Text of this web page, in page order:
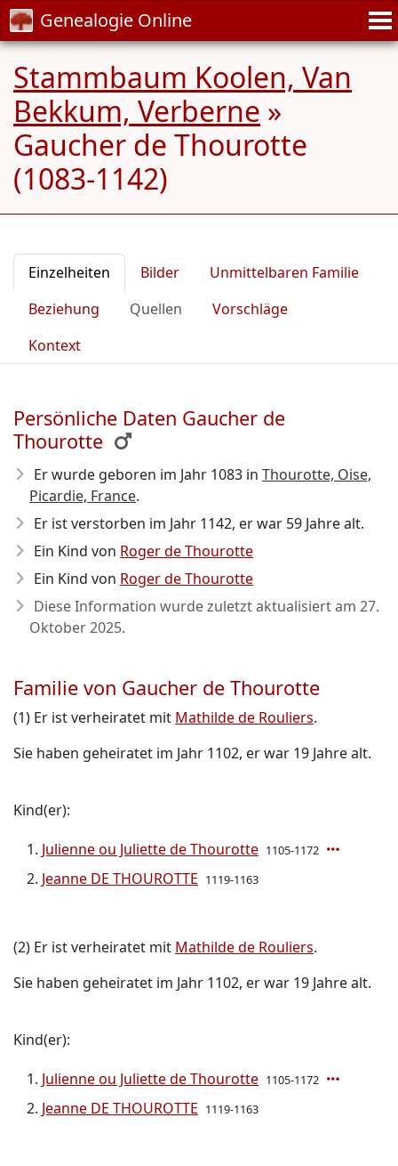
Genealogie Online
Stammbaum Koolen, Van
Bekkum, Verberne »
Gaucher de Thourotte
(1083-1142)
Einzelheiten Bilder
Unmittelbaren Familie
Beziehung
Quellen
Vorschläge
Kontext
Persönliche Daten Gaucher de
Thourotte
Er wurde geboren im Jahr 1083 in Thourotte, Oise,
Picardie, France.
Er ist verstorben im Jahr 1142, er war 59 Jahre alt.
Ein Kind von Roger de Thourotte
Ein Kind von Roger de Thourotte
Diese Information wurde zuletzt aktualisiert am 27.
Oktober 2025.
Familie von Gaucher de Thourotte
(1) Er ist verheiratet mit Mathilde de Rouliers.
Sie haben geheiratet im Jahr 1102, er war 19 Jahre alt.
Kind(er):
Julienne ou Juliette de Thourotte 1105-1172
Jeanne DE THOUROTTE 1119-1163
(2) Er ist verheiratet mit Mathilde de Rouliers.
Sie haben geheiratet im Jahr 1102, er war 19 Jahre alt.
Kind(er):
Julienne ou Juliette de Thourotte 1105-1172
Jeanne DE THOUROTTE 1119-1163